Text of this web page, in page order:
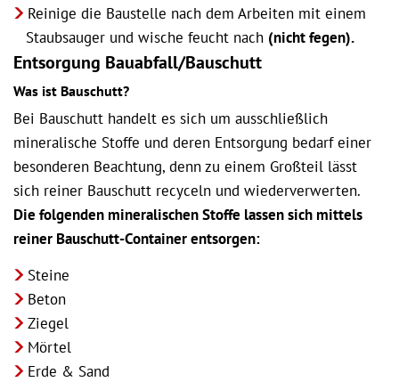
Reinige die Baustelle nach dem Arbeiten mit einem
Staubsauger und wische feucht nach (nicht fegen).
Entsorgung Bauabfall/Bauschutt
Was ist Bauschutt?
Bei Bauschutt handelt es sich um ausschließlich
mineralische Stoffe und deren Entsorgung bedarf einer
besonderen Beachtung, denn zu einem Großteil lässt
sich reiner Bauschutt recyceln und wiederverwerten.
Die folgenden mineralischen Stoffe lassen sich mittels
reiner Bauschutt-Container entsorgen:
Steine
Beton
Ziegel
Mörtel
Erde & Sand